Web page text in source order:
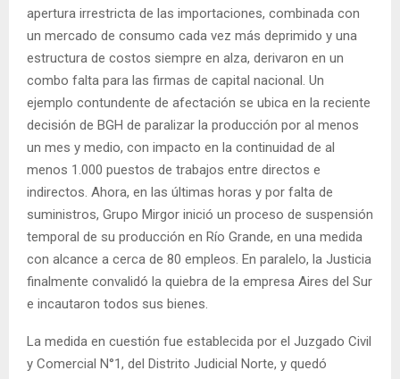
apertura irrestricta de las importaciones, combinada con
un mercado de consumo cada vez más deprimido y una
estructura de costos siempre en alza, derivaron en un
combo falta para las firmas de capital nacional. Un
ejemplo contundente de afectación se ubica en la reciente
decisión de BGH de paralizar la producción por al menos
un mes y medio, con impacto en la continuidad de al
menos 1.000 puestos de trabajos entre directos e
indirectos. Ahora, en las últimas horas y por falta de
suministros, Grupo Mirgor inició un proceso de suspensión
temporal de su producción en Río Grande, en una medida
con alcance a cerca de 80 empleos. En paralelo, la Justicia
finalmente convalidó la quiebra de la empresa Aires del Sur
e incautaron todos sus bienes.
La medida en cuestión fue establecida por el Juzgado Civil
y Comercial N°1, del Distrito Judicial Norte, y quedó